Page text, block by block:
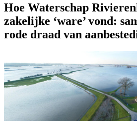
Hoe Waterschap
zakelijke ‘ware’ vond:
rode draad van